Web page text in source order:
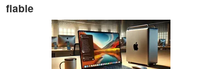
fiable